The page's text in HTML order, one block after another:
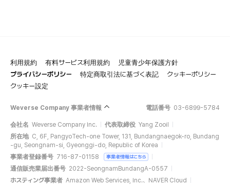
利用規約 有料サービス利用規約
児童青少年保護方針
プライバシーポリシー
特定商取引法に基づく表記
クッキーポリシー
クッキー設定
Weverse Company 事業者情報 電話番号 03-6899-5784
会社名 Weverse Company Inc. 代表取締役 Yang Zooil
所在地 C, 6F, PangyoTech-one Tower, 131, Bundangnaegok-ro, Bundang
-gu, Seongnam-si, Gyeonggi-do, Republic of Korea
事業者登録番号 716-87-01158 事業者情報はこちら
通信販売業届出番号 2022-SeongnamBundangA-0557
ホスティング事業者 Amazon Web Services, Inc.、NAVER Cloud